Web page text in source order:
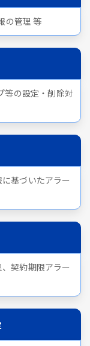
の管理 等
等の設定・削除対
基づいたアラー
契約期限アラー